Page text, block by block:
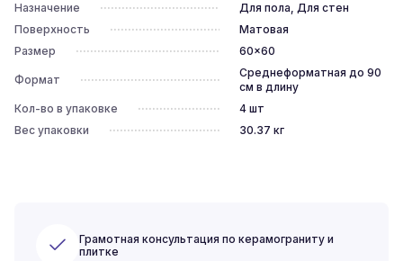
Назначение
Для пола, Для стен
Поверхность
Матовая
Размер
60x60
Формат
Среднеформатная до 90
см в длину
Кол-во в упаковке
4шт
Вес упаковки
30.37 кг
Грамотная консультация по керамограниту и
плитке